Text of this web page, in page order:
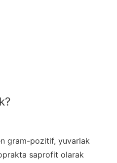
gram-pozitif, yuvarlak
saprofit olarak